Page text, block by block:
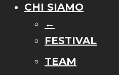
CHI SIAMO
←
FESTIVAL
TEAM